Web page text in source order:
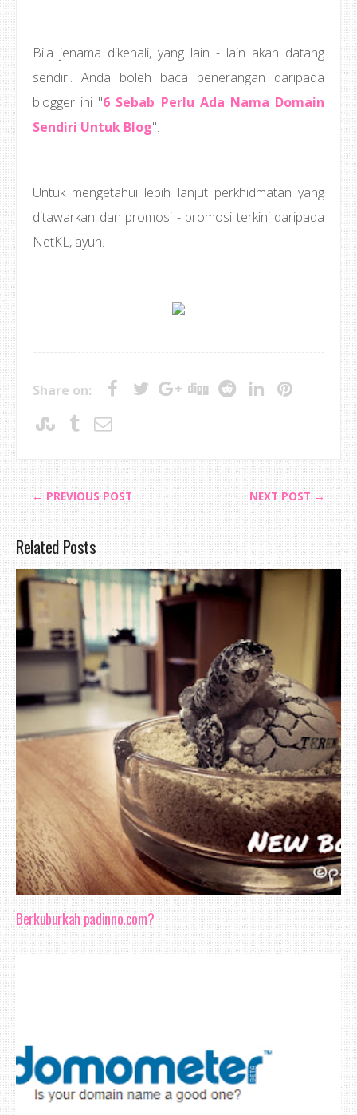
Bila jenama dikenali, yang lain - lain akan datang
sendiri. Anda boleh baca penerangan daripada
blogger ini "6 Sebab Perlu Ada Nama Domain
Sendiri Untuk Blog".
Untuk mengetahui lebih lanjut perkhidmatan yang
ditawarkan dan promosi - promosi terkini daripada
NetKL, ayuh.
Share on:
← PREVIOUS POST NEXT POST →
Related Posts
Berkuburkah padinno.com?